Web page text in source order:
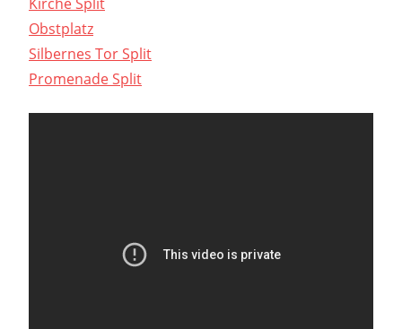
Obstplatz
Silbernes Tor Split
Promenade Split